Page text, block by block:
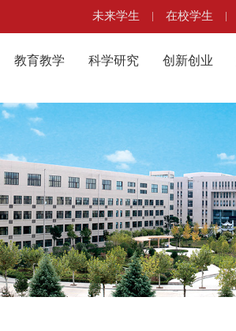
未来学生 | 在校学生 |
教育教学 科学研究 创新创业